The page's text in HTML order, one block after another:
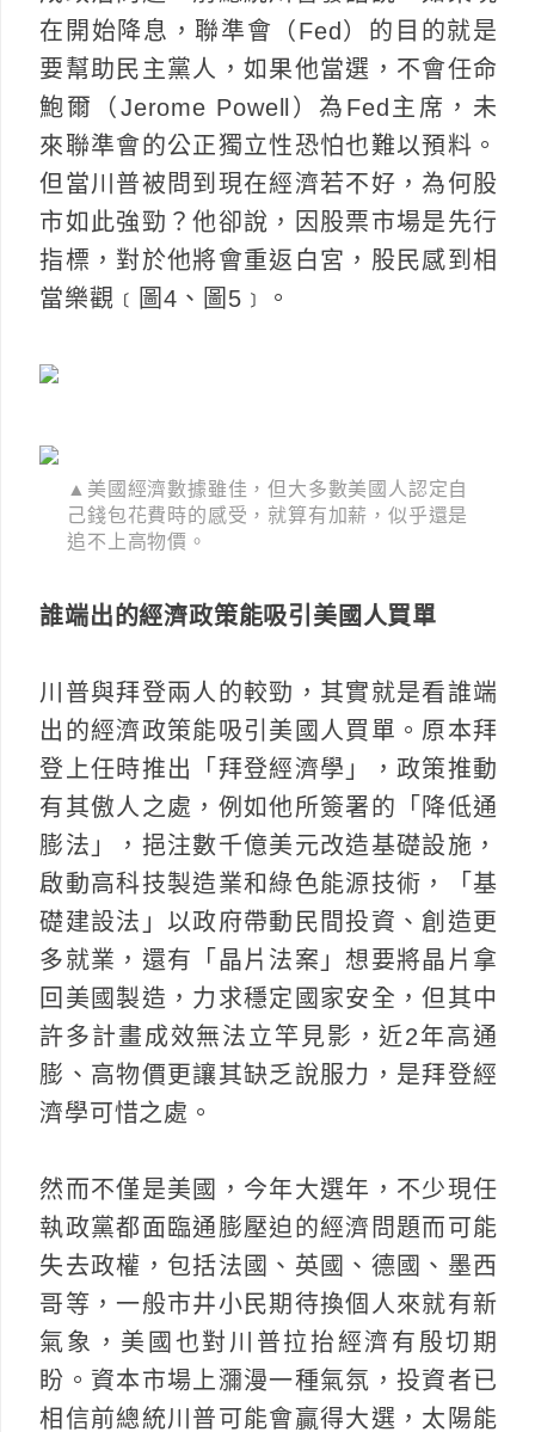
在開始降息，聯準會（Fed）的目的就是
要幫助民主黨人，如果他當選，不會任命
鮑爾（Jerome Powell）為Fed主席，未
來聯準會的公正獨立性恐怕也難以預料。
但當川普被問到現在經濟若不好，為何股
市如此強勁？他卻說，因股票市場是先行
指標，對於他將會重返白宮，股民感到相
當樂觀﹝圖4、圖5﹞。
▲美國經濟數據雖佳，但大多數美國人認定自
己錢包花費時的感受，就算有加薪，似乎還是
追不上高物價。
誰端出的經濟政策能吸引美國人買單
川普與拜登兩人的較勁，其實就是看誰端
出的經濟政策能吸引美國人買單。原本拜
登上任時推出「拜登經濟學」，政策推動
有其傲人之處，例如他所簽署的「降低通
膨法」，挹注數千億美元改造基礎設施，
啟動高科技製造業和綠色能源技術，「基
礎建設法」以政府帶動民間投資、創造更
多就業，還有「晶片法案」想要將晶片拿
回美國製造，力求穩定國家安全，但其中
許多計畫成效無法立竿見影，近2年高通
膨、高物價更讓其缺乏說服力，是拜登經
濟學可惜之處。
然而不僅是美國，今年大選年，不少現任
執政黨都面臨通膨壓迫的經濟問題而可能
失去政權，包括法國、英國、德國、墨西
哥等，一般市井小民期待換個人來就有新
氣象，美國也對川普拉抬經濟有殷切期
盼。資本市場上瀰漫一種氣氛，投資者已
相信前總統川普可能會贏得大選，太陽能